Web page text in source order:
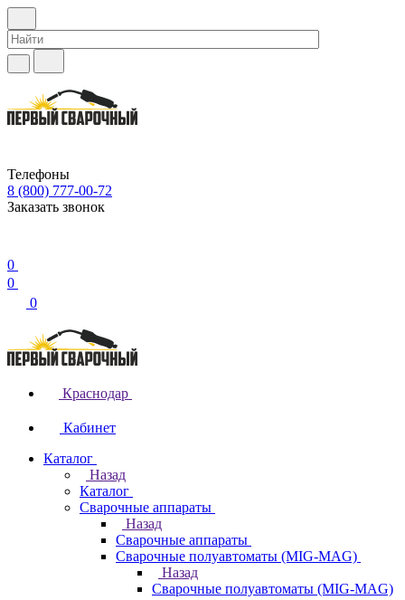
Телефоны
8 (800) 777-00-72
Заказать звонок
0
0
0
Краснодар
Кабинет
Каталог
Назад
Каталог
Сварочные аппараты
Назад
Сварочные аппараты
Сварочные полуавтоматы (MIG-MAG)
Назад
Сварочные полуавтоматы (MIG-MAG)